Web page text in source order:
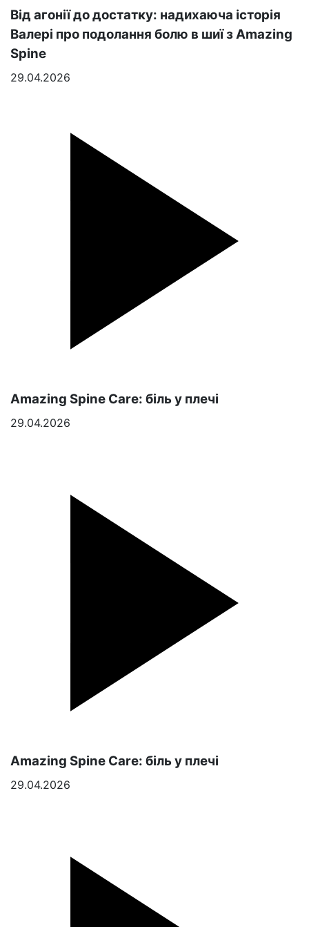
Від агонії до достатку: надихаюча історія
Валері про подолання болю в шиї з Amazing
Spine
29.04.2026
Amazing Spine Care: біль у плечі
29.04.2026
Amazing Spine Care: біль у плечі
29.04.2026